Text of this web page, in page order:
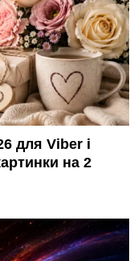
для Viber і
на 2